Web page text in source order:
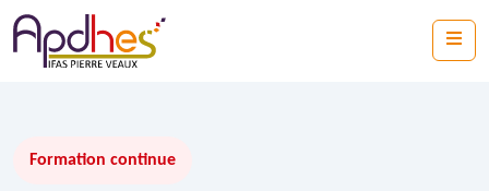
Skip to content
Formation continue